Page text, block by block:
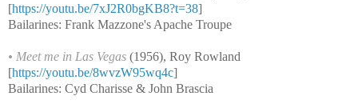
[https://youtu.be/7xJ2R0bgKB8?t=38]
Bailarines: Frank Mazzone's Apache Troupe
• Meet me in Las Vegas (1956), Roy Rowland
[https://youtu.be/8wvzW95wq4c]
Bailarines: Cyd Charisse & John Brascia